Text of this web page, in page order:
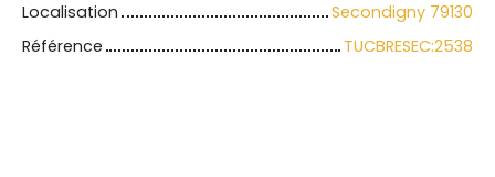
Localisation
Secondigny 79130
Référence
TUCBRESEC:2538